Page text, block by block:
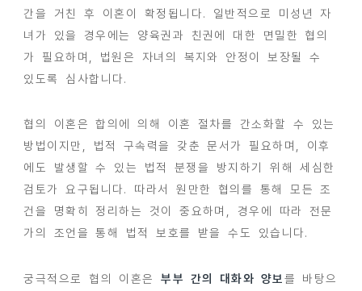
간을 거친 후 이혼이 확정됩니다. 일반적으로 미성년 자
녀가 있을 경우에는 양육권과 친권에 대한 면밀한 협의
가 필요하며, 법원은 자녀의 복지와 안정이 보장될 수
있도록 심사합니다.
협의 이혼은 합의에 의해 이혼 절차를 간소화할 수 있는
방법이지만, 법적 구속력을 갖춘 문서가 필요하며, 이후
에도 발생할 수 있는 법적 분쟁을 방지하기 위해 세심한
검토가 요구됩니다. 따라서 원만한 협의를 통해 모든 조
건을 명확히 정리하는 것이 중요하며, 경우에 따라 전문
가의 조언을 통해 법적 보호를 받을 수도 있습니다.
궁극적으로 협의 이혼은부부 간의 대화와 양보를 바탕으